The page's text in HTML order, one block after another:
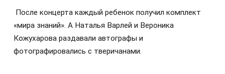
После концерта каждый ребенок получил комплект
«мира знаний». А Наталья Варлей и Вероника
Кожухарова раздавали автографы и
фотографировались с тверичанами.